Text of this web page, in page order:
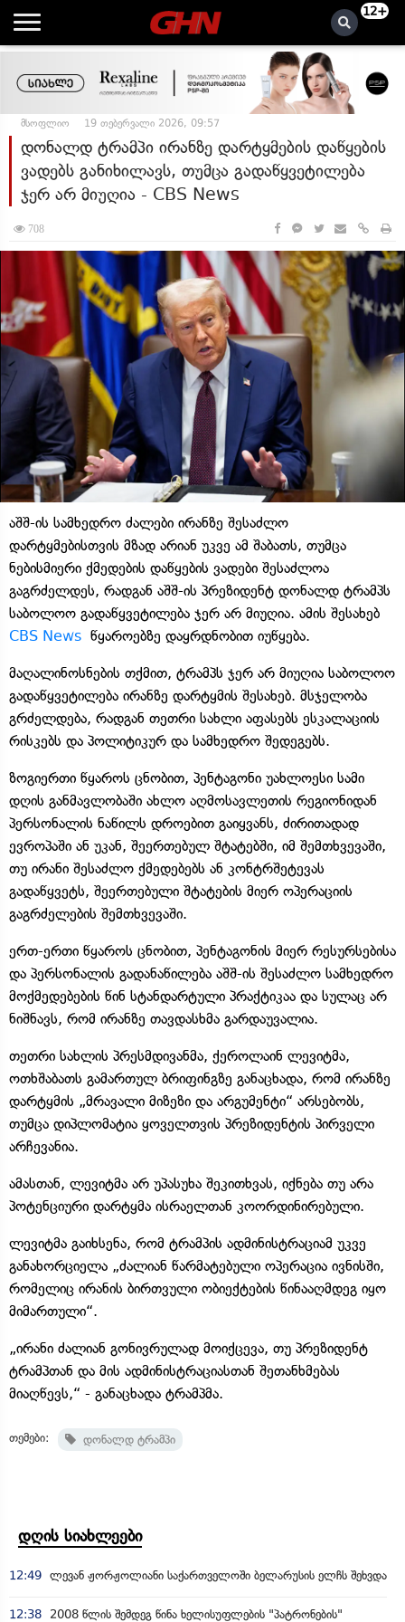
12+
მსოფლიო 19 თებერვალი 2026, 09:57
დონალდ ტრამპი ირანზე დარტყმების დაწყების
ვადებს განიხილავს, თუმცა გადაწყვეტილება
ჯერ არ მიუღია - CBS News
708
აშშ-ის სამხედრო ძალები ირანზე შესაძლო
დარტყმებისთვის მზად არიან უკვე ამ შაბათს, თუმცა
ნებისმიერი ქმედების დაწყების ვადები შესაძლოა
გაგრძელდეს, რადგან აშშ-ის პრეზიდენტ დონალდ ტრამპს
საბოლოო გადაწყვეტილება ჯერ არ მიუღია. ამის შესახებ
CBS News წყაროებზე დაყრდნობით იუწყება.
მაღალინოსნების თქმით, ტრამპს ჯერ არ მიუღია საბოლოო
გადაწყვეტილება ირანზე დარტყმის შესახებ. მსჯელობა
გრძელდება, რადგან თეთრი სახლი აფასებს ესკალაციის
რისკებს და პოლიტიკურ და სამხედრო შედეგებს.
ზოგიერთი წყაროს ცნობით, პენტაგონი უახლოესი სამი
დღის განმავლობაში ახლო აღმოსავლეთის რეგიონიდან
პერსონალის ნაწილს დროებით გაიყვანს, ძირითადად
ევროპაში ან უკან, შეერთებულ შტატებში, იმ შემთხვევაში,
თუ ირანი შესაძლო ქმედებებს ან კონტრშეტევას
გადაწყვეტს, შეერთებული შტატების მიერ ოპერაციის
გაგრძელების შემთხვევაში.
ერთ-ერთი წყაროს ცნობით, პენტაგონის მიერ რესურსებისა
და პერსონალის გადანაწილება აშშ-ის შესაძლო სამხედრო
მოქმედებების წინ სტანდარტული პრაქტიკაა და სულაც არ
ნიშნავს, რომ ირანზე თავდასხმა გარდაუვალია.
თეთრი სახლის პრესმდივანმა, ქეროლაინ ლევიტმა,
ოთხშაბათს გამართულ ბრიფინგზე განაცხადა, რომ ირანზე
დარტყმის „მრავალი მიზეზი და არგუმენტი“ არსებობს,
თუმცა დიპლომატია ყოველთვის პრეზიდენტის პირველი
არჩევანია.
ამასთან, ლევიტმა არ უპასუხა შეკითხვას, იქნება თუ არა
პოტენციური დარტყმა ისრაელთან კოორდინირებული.
ლევიტმა გაიხსენა, რომ ტრამპის ადმინისტრაციამ უკვე
განახორციელა „ძალიან წარმატებული ოპერაცია ივნისში,
რომელიც ირანის ბირთვული ობიექტების წინააღმდეგ იყო
მიმართული“.
„ირანი ძალიან გონივრულად მოიქცევა, თუ პრეზიდენტ
ტრამპთან და მის ადმინისტრაციასთან შეთანხმებას
მიაღწევს,“ - განაცხადა ტრამპმა.
თემები: დონალდ ტრამპი
დღის სიახლეები
12:49 ლევან ჟორჟოლიანი საქართველოში ბელარუსის ელჩს შეხვდა
12:38 2008 წლის შემდეგ წინა ხელისუფლების "პატრონების"